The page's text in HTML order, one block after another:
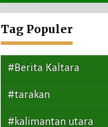
Tag Populer
#Berita Kaltara
#tarakan
#kalimantan utara